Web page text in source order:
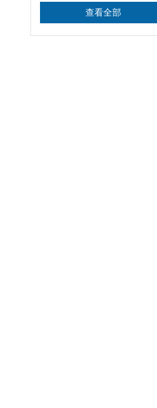
查看全部